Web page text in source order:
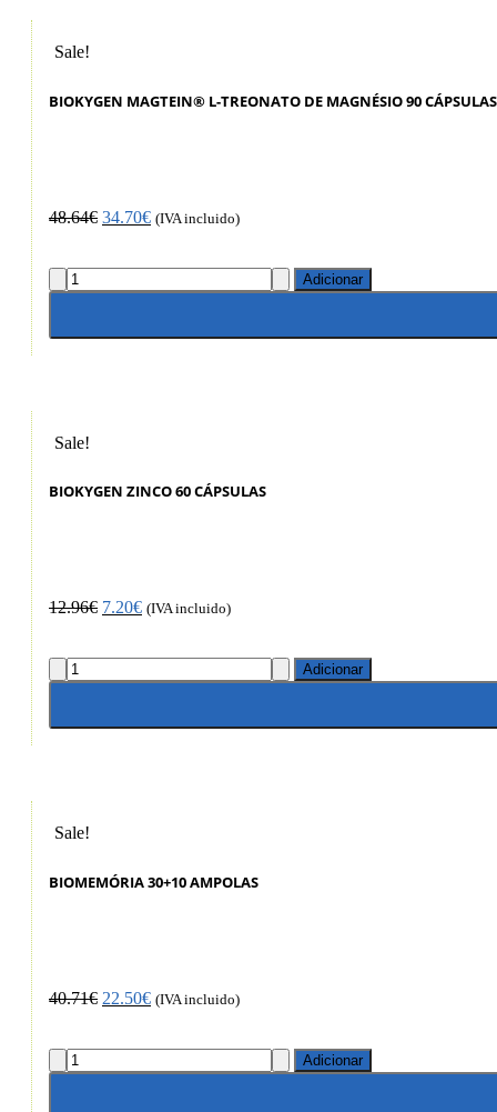
Sale!
BIOKYGEN MAGTEIN® L-TREONATO DE MAGNÉSIO 90 CÁPSULAS
48.64€ 34.70€ (IVA incluido)
Adicionar
Sale!
BIOKYGEN ZINCO 60 CÁPSULAS
12.96€ 7.20€ (IVA incluido)
Adicionar
Sale!
BIOMEMÓRIA 30+10 AMPOLAS
40.71€ 22.50€ (IVA incluido)
Adicionar